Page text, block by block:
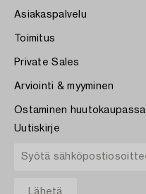
Asiakaspalvelu
Toimitus
Private Sales
Arviointi & myyminen
Ostaminen huutokaupassa
Uutiskirje